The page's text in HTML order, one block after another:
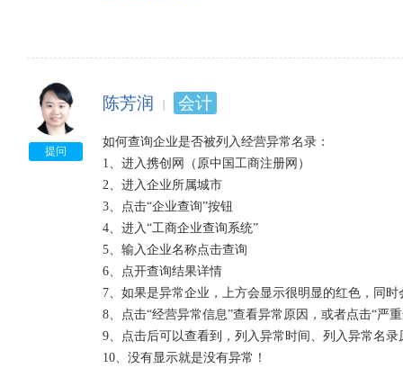
提问
陈芳润 会计
如何查询企业是否被列入经营异常名录：
1、进入携创网（原中国工商注册网）
2、进入企业所属城市
3、点击“企业查询”按钮
4、进入“工商企业查询系统”
5、输入企业名称点击查询
6、点开查询结果详情
7、如果是异常企业，上方会显示很明显的红色，同
8、点击“经营异常信息”查看异常原因，或者点击“严
9、点击后可以查看到，列入异常时间、列入异常名
10、没有显示就是没有异常！